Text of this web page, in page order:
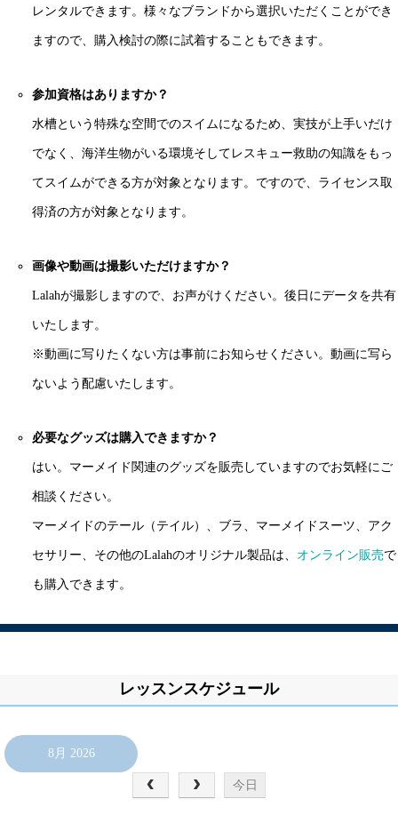
レンタルできます。様々なブランドから選択いただくことができ
ますので、購入検討の際に試着することもできます。
参加資格はありますか？
水槽という特殊な空間でのスイムになるため、実技が上手いだけ
でなく、海洋生物がいる環境そしてレスキュー救助の知識をもっ
てスイムができる方が対象となります。ですので、ライセンス取
得済の方が対象となります。
画像や動画は撮影いただけますか？
Lalahが撮影しますので、お声がけください。後日にデータを共有
いたします。
※動画に写りたくない方は事前にお知らせください。動画に写ら
ないよう配慮いたします。
必要なグッズは購入できますか？
はい。マーメイド関連のグッズを販売していますのでお気軽にご
相談ください。
マーメイドのテール（テイル）、ブラ、マーメイドスーツ、アク
セサリー、その他のLalahのオリジナル製品は、 オンライン販売で
も購入できます。
レッスンスケジュール
8月 2026
今日